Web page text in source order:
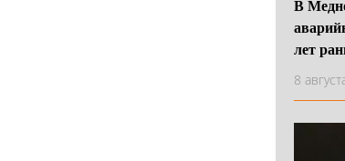
В
лет
8